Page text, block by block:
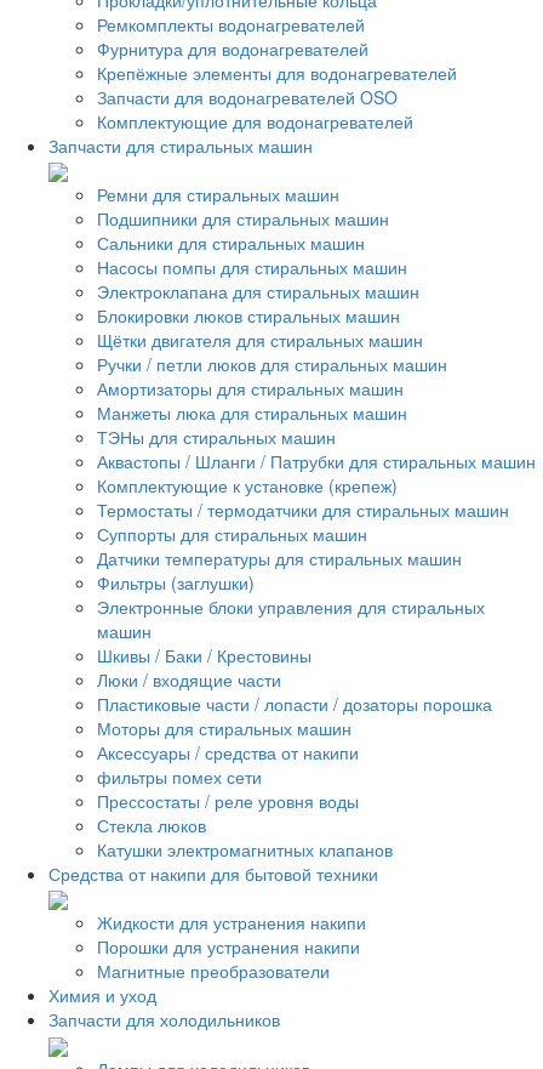
Ремкомплекты водонагревателей
Фурнитура для водонагревателей
Крепёжные элементы для водонагревателей
Запчасти для водонагревателей OSO
Комплектующие для водонагревателей
Запчасти для стиральных машин
Ремни для стиральных машин
Подшипники для стиральных машин
Сальники для стиральных машин
Насосы помпы для стиральных машин
Электроклапана для стиральных машин
Блокировки люков стиральных машин
Щётки двигателя для стиральных машин
Ручки / петли люков для стиральных машин
Амортизаторы для стиральных машин
Манжеты люка для стиральных машин
ТЭНы для стиральных машин
Аквастопы / Шланги / Патрубки для стиральных машин
Комплектующие к установке (крепеж)
Термостаты / термодатчики для стиральных машин
Суппорты для стиральных машин
Датчики температуры для стиральных машин
Фильтры (заглушки)
Электронные блоки управления для стиральных
машин
Шкивы / Баки / Крестовины
Люки / входящие части
Пластиковые части / лопасти / дозаторы порошка
Моторы для стиральных машин
Аксессуары / средства от накипи
фильтры помех сети
Прессостаты / реле уровня воды
Стекла люков
Катушки электромагнитных клапанов
Средства от накипи для бытовой техники
Жидкости для устранения накипи
Порошки для устранения накипи
Магнитные преобразователи
Химия и уход
Запчасти для холодильников